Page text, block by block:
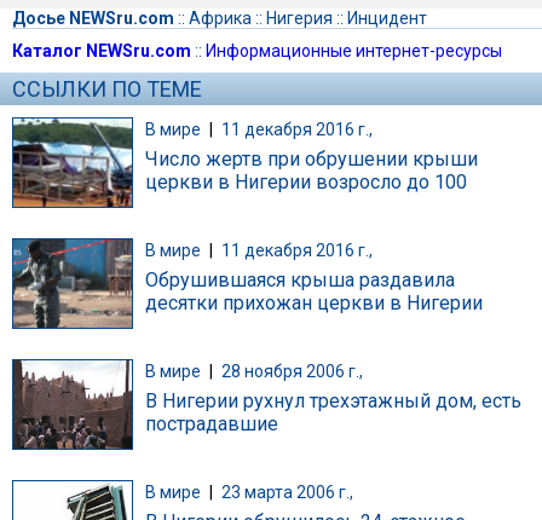
Досье NEWSru.com :: Африка :: Нигерия :: Инцидент
Каталог NEWSru.com :: Информационные интернет-ресурсы
ССЫЛКИ ПО ТЕМЕ
В мире | 11 декабря 2016 г.,
Число жертв при обрушении крыши
церкви в Нигерии возросло до 100
В мире 11 декабря 2016 г.,
Обрушившаяся крыша раздавила
десятки прихожан церкви в Нигерии
В мире 28 ноября 2006 г.,
В Нигерии рухнул трехэтажный дом, есть
пострадавшие
В мире 23 марта 2006 г.,